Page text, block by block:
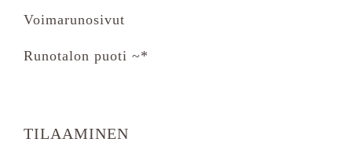
Voimarunosivut
Runotalon puoti ~*
TILAAMINEN